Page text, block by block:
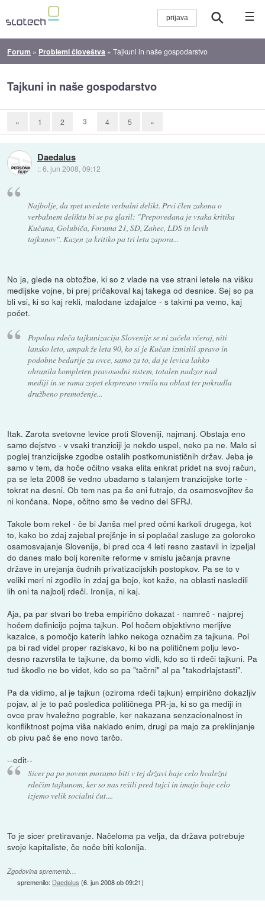
☰
Forum » Problemi človeštva »Tajkuni in naše gospodarstvo
Tajkuni in naše gospodarstvo
« 1 2 3 4 5 »
Daedalus
::6. jun 2008, 09:12
Najbolje, da spet uvedete verbalni delikt. Prvi člen zakona o
verbalnem deliktu bi se pa glasil: "Prepovedana je vsaka kritika
Kučana, Golubiča, Foruma 21, SD, Zahec, LDS in levih
tajkunov". Kazen za kritiko pa tri leta zapora...
No ja, glede na obtožbe, ki so z vlade na vse strani letele na višku
medijske vojne, bi prej pričakoval kaj takega od desnice. Sej so pa
bli vsi, ki so kaj rekli, malodane izdajalce - s takimi pa vemo, kaj
počet.
Popolna rdeča tajkunizacija Slovenije se ni začela včeraj, niti
lansko leto, ampak že leta 90, ko si je Kučan izmislil spravo in
podobne bedarije za ovce, samo za to, da je levica lahko
ohranila kompleten pravosodni sistem, totalen nadzor nad
mediji in se sama zopet ekspresno vrnila na oblast ter pokradla
družbeno premoženje...
Itak. Zarota svetovne levice proti Sloveniji, najmanj. Obstaja eno
samo dejstvo - v vsaki tranziciji je nekdo uspel, neko pa ne. Malo si
poglej tranzicijske zgodbe ostalih postkomunističnih držav. Jeba je
samo v tem, da hoče očitno vsaka elita enkrat pridet na svoj račun,
pa se leta 2008 še vedno ubadamo s talanjem tranzicijske torte -
tokrat na desni. Ob tem nas pa še eni futrajo, da osamosvojitev še
ni končana. Nope, očitno smo še vedno del SFRJ.
Takole bom rekel - če bi Janša mel pred očmi karkoli drugega, kot
to, kako bo zdaj zajebal prejšnje in si poplačal zasluge za goloroko
osamosvajanje Slovenije, bi pred cca 4 leti resno zastavil in izpeljal
do danes malo bolj korenite reforme v smislu jačanja pravne
države in urejanja čudnih privatizacijskih postopkov. Pa se to v
veliki meri ni zgodilo in zdaj ga bojo, kot kaže, na oblasti nasledili
lih oni ta najbolj rdeči. Ironija, ni kaj.
Aja, pa par stvari bo treba empirično dokazat - namreč - najprej
hočem definicijo pojma tajkun. Pol hočem objektivno merljive
kazalce, s pomočjo katerih lahko nekoga označim za tajkuna. Pol
pa bi rad videl proper raziskavo, ki bo na političnem polju levo-
desno razvrstila te tajkune, da bomo vidli, kdo so ti rdeči tajkuni. Pa
tud škodlo ne bo videt, kdo so pa "tačrni" al pa "takodrlajstasti".
Pa da vidimo, al je tajkun (oziroma rdeči tajkun) empirično dokazljiv
pojav, al je to pač posledica političnega PR-ja, ki so ga mediji in
ovce prav hvaležno pograble, ker nakazana senzacionalnost in
konfliktnost pojma viša naklado enim, drugi pa majo za preklinjanje
ob pivu pač še eno novo tarčo.
--edit--
Sicer pa po novem moramo biti v tej državi baje celo hvaležni
rdečim tajkunom, ker so nas rešili pred tujci in imajo baje celo
izjemo velik socialni čut....
To je sicer pretiravanje. Načeloma pa velja, da država potrebuje
svoje kapitaliste, če noče biti kolonija.
Zgodovina sprememb…
spremenilo: Daedalus (6. jun 2008 ob 09:21)